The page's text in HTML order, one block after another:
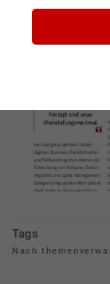
Tags
Nach